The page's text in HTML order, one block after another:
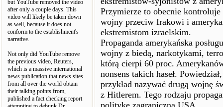
but YouTube removed the video
after only a couple days. This
video will likely be taken down
as well, because it does not
conform to the establishment's
narrative.
Not only did YouTube remove
the previous video, Reuters,
which is a massive international
news publication that news sites
from all over the world obtain
their talking points from,
published a fact checking report
Przymierze to obecnie
wojny przeciw Irakowi i
ekstremistom izraelskim.
Propaganda amerykańska
wojny z biedą, narkotykami,
którą cierpi 60 proc.
nonsens takich haseł.
przykład nazywać drugą wojnę
z Hitlerem. Tego rodzaju
politykę zagraniczną USA.